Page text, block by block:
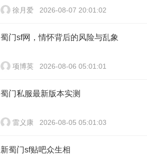
徐月爱 2026-08-07 20:01:02
蜀门sf网，情怀背后的风险与乱象
项博英 2026-08-06 05:01:01
蜀门私服最新版本实测
雷义康 2026-08-05 05:01:03
新蜀门sf贴吧众生相